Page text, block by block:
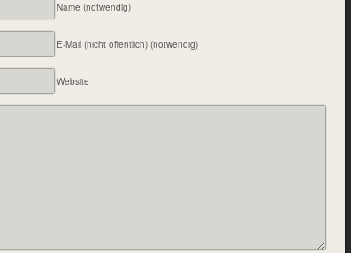
Name (notwendig)
E-Mail (nicht öffentlich) (notwendig)
Website